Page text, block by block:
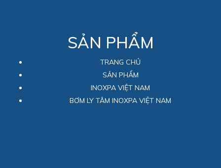
SẢN PHẨM
TRANG CHỦ
SẢN PHẨM
INOXPA VIỆT NAM
BƠM LY TÂM INOXPA VIỆT NAM